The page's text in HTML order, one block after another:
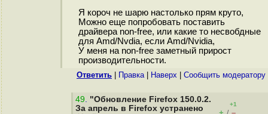
Я короч не шарю настолько прям круто,
Можно еще попробовать поставить
драйвера non-free, или какие то несвобдные
для Amd/Nvdia, если Amd/Nvidia,
У меня на non-free заметный прирост
производительности.
Ответить Правка| Наверх Cообщить модератору
49. "Обновление Firefox 150.0.2.
За апрель в Firefox устранено
+1